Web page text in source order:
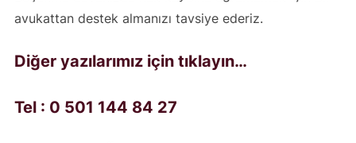
avukattan destek almanızı tavsiye ederiz.
Diğer yazılarımız için tıklayın…
Tel : 0 501 144 84 27